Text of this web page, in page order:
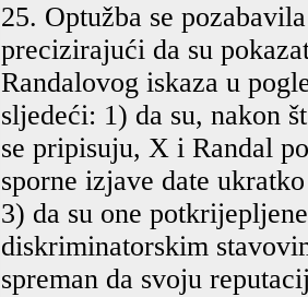
25. Optužba se
precizirajući da su
Randalovog iskaza u
sljedeći: 1) da su, nakon
se pripisuju, X i Randal
sporne izjave date
3) da su one
diskriminatorskim
spreman da svoju